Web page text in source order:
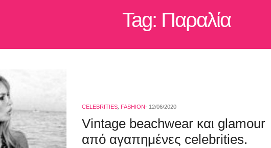
Tag: Παραλία
CELEBRITIES FASHION 12/06/2020
Vintage beachwear και glamour
από αγαπημένες celebrities.